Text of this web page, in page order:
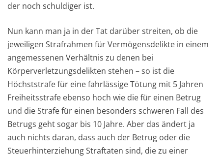
der noch schuldiger ist.
Nun kann man ja in der Tat darüber streiten, ob die
jeweiligen Strafrahmen für Vermögensdelikte in einem
angemessenen Verhältnis zu denen bei
Körperverletzungsdelikten stehen – so ist die
Höchststrafe für eine fahrlässige Tötung mit 5 Jahren
Freiheitsstrafe ebenso hoch wie die für einen Betrug
und die Strafe für einen besonders schweren Fall des
Betrugs geht sogar bis 10 Jahre. Aber das ändert ja
auch nichts daran, dass auch der Betrug oder die
Steuerhinterziehung Straftaten sind, die zu einer